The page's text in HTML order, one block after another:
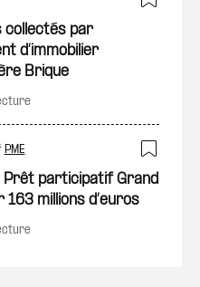
collectés par
d’immobilier
Brique
PME
Prêt participatif Grand
163 millions d’euros